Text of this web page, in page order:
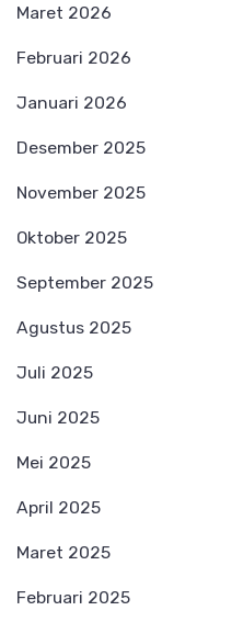
Maret 2026
Februari 2026
Januari 2026
Desember 2025
November 2025
Oktober 2025
September 2025
Agustus 2025
Juli 2025
Juni 2025
Mei 2025
April 2025
Maret 2025
Februari 2025